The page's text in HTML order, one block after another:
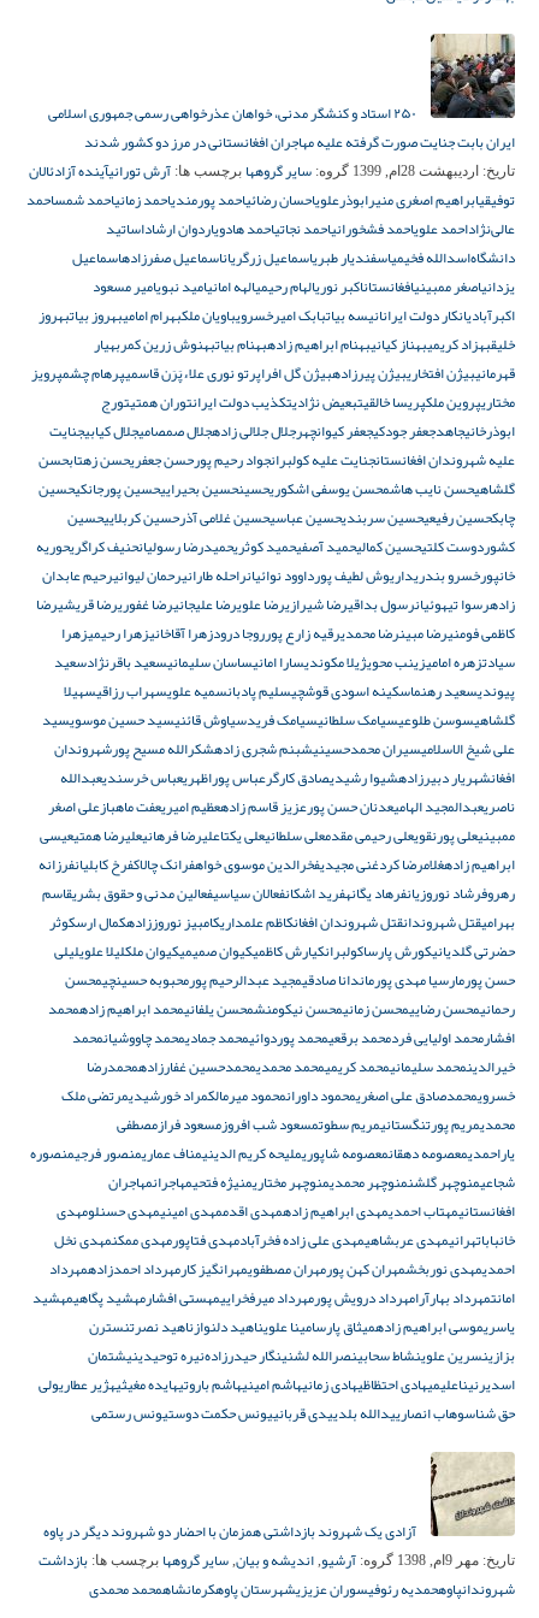
۲۵۰ استاد و کنشگر مدنی، خواهان عذرخواهی رسمی جمهوری اسلامی
ایران بابت جنایت صورت گرفته علیه مهاجران افغانستانی در مرز دو کشور شدند
تاریخ: اردیبهشت 28ام, 1399 گروه: سایر گروهها برچسب ها: آرش تورانیآینده آزادئالان
توفیقیابراهیم اصغری منیرابوذرعلویاحسان رضائیاحمد پورمندیاحمد زمانیاحمد شمساحمد
عالی‌نژاداحمد علویاحمد فشخورانیاحمد نجاتیاحمد هادویاردوان ارشاداساتید
دانشگاه‌اسدالله فخیمیاسفندیار طبریاسماعیل زرگریاناسماعیل صفرزادهاسماعیل
یزدانیاصغر ممبینیافغانستاناکبر نوریالهام رحیمیالهه امانیامید نبویامیر مسعود
اکبرآبادیانکار دولت ایرانانیسه بیاتبابک امیرخسرویباویان ملکبهرام امامیبهروز بیاتبهروز
خلیقبهزاد کریمیبهناز کیانیبهنام ابراهیم زادهبهنام بیاتبهنوش زرین کمربهیار
قهرمانیبیژن افتخاریبیژن پیرزادهبیژن گل افراپرتو نوری علاءپَرَن قاسمیپرهام چشمپرویز
مختاریپروین ملکپریسا خالقیتبعیض نژادیتکذیب دولت ایرانتوران همتیتورج
ابوذرخانیجاهدجعفر جودکیجعفر کیوانچهرجلال جلالی زادهجلال صمصامیجلال کیابیجنایت
علیه شهروندان افغانستانجنایت علیه کولبرانجواد رحیم پورحسن جعفریحسن زهتابحسن
گلشاهیحسن نایب هاشمحسن یوسفی اشکوریحسینحسین بحیراییحسین پورجانکیحسین
چابکحسین رفیعیحسین سربندیحسین عباسیحسین غلامی آذرحسین کربلاییحسین
کشوردوست کلتیحسین کمالیحمید آصفیحمید کوثریحمیدرضا رسولیانحنیف کراگریحوریه
خانپورخسرو بندریداریوش لطیف پورداوود نوائیانراحله طارانیرحمان لیوانیرحیم عابدان
زادهرسوا تیهوئیانرسول بداقیرضا شیرازیرضا علویرضا علیجانیرضا غفوریرضا قریشیرضا
کاظمی فومنیرضا مبینرضا محمدیرقیه زارع پورروجا درودزهرا آقاخانیزهرا رحیمیزهرا
سیادتزهره امامیزینب محویژیلا مکوندیسارا امانیساسان سلیمانیسعید باقرنژادسعید
پیوندیسعید رهنماسکینه اسودی قوشچیسلیم پادبانسمیه علویسهراب رزاقیسهیلا
گلشاهیسوسن طلوعیسیامک سلطانیسیامک فریدسیاوش قائنیسید حسین موسویسید
علی شیخ الاسلامیسیران محمدحسینیشبنم شجری زادهشکرالله مسیح پورشهروندان
افغانشهریار دبیرزادهشیوا رشیدیصادق کارگرعباس پوراظهریعباس خرسندیعبدالله
ناصریعبدالمجید الهامیعدنان حسن پورعزیز قاسم زادهعظیم امیریعفت ماهبازعلی اصغر
ممبینیعلی پورنقویعلی رحیمی مقدمعلی سلطانیعلی یکتاعلیرضا فرهانیعلیرضا همتیعیسی
ابراهیم زادهغلامرضا کردغنی مجیدیفخرالدین موسوی خواهفرانک چالاکفرخ کابلیانفرزانه
رهروفرشاد نوروزیانفرهاد یگانهفرید اشکانفعالان سیاسیفعالین مدنی و حقوق بشریقاسم
بهرامیقتل شهروندانقتل شهروندان افغانکاظم علمداریکامبیز نوروززادهکمال ارسکوثر
حضرتی گلدیانیکورش پارساکولبرانکیارش کاظمیکیوان صمیمیکیوان ملکلیلا علویلیلی
حسن پورمارسیا مهدی پورماندانا صادقیمجید عبدالرحیم پورمحبوبه حسینچیمحسن
رحمانیمحسن رضاییمحسن زمانیمحسن نیکومنشمحسن یلفانیمحمد ابراهیم زادهمحمد
افشارمحمد اولیایی فردمحمد برقعیمحمد پوردوائیمحمد جمادیمحمد چاووشیانمحمد
خیرالدینمحمد سلیمانیمحمد کریمیمحمد محمدیمحمدحسین غفارزادهمحمدرضا
خسرویمحمدصادق علی اصغریمحمود داورانمحمود میرمالکمراد خورشیدیمرتضی ملک
محمدیمریم پورتنگستانیمریم سطوتمسعود شب افروزمسعود فرازمصطفی
یاراحمدیمعصومه دهقانمعصومه شاپوریملیحه کریم الدینیمناف عماریمنصور فرجیمنصوره
شجاعیمنوچهر گلشنمنوچهر محمدیمنوچهر مختاریمنیژه فتحیمهاجرانمهاجران
افغانستانیمهتاب احمدیمهدی ابراهیم زادهمهدی اقدممهدی امینیمهدی حسنلومهدی
خانباباتهرانیمهدی عربشاهیمهدی علی زاده فخرآبادمهدی فتاپورمهدی ممکنمهدی نخل
احمدیمهدی نوربخشمهران کهن پورمهران مصطفویمهرانگیز کارمهرداد احمدزادهمهرداد
امانتمهرداد بهارآرامهرداد درویش پورمهرداد میرفخراییمهستی افشارمهشید پگاهیمهشید
یاسریموسی ابراهیم زادهمیثاق پارسامینا علویناهید دلنوازناهید نصرتنسترن
بزازینسرین علوینشاط سحابینصرالله لشنینگار حیدرزادەنیره توحیدینیشتمان
اسدیرنیناعلیمیهادی احتظاظیهادی زمانیهاشم امینیهاشم باروتیهایده مغیثیهژیر عطاریولی
حق شناسوهاب انصارییدالله بلدییدی قربانییونس حکمت دوستیونس رستمی
آزادی یک شهروند بازداشتی همزمان با احضار دو شهروند دیگر در پاوه
تاریخ: مهر 9ام, 1398 گروه: آرشیو, اندیشه و بیان, سایر گروهها برچسب ها: بازداشت
شهروندانپاوهحمدیه رئوفیسوران عزیزیشهرستان پاوهکرمانشاهمحمد محمدی